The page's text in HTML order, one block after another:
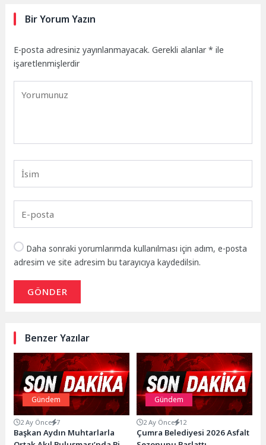
Bir Yorum Yazın
E-posta adresiniz yayınlanmayacak. Gerekli alanlar* ile
işaretlenmişlerdir
Daha sonraki yorumlarımda kullanılması için adım, e-posta
adresim ve site adresim bu tarayıcıya kaydedilsin.
GÖNDER
Benzer Yazılar
Gündem
2 Ay Önce 7
Başkan Aydın Muhtarlarla
Gündem
2 Ay Önce 12
Çumra Belediyesi 2026 Asfalt